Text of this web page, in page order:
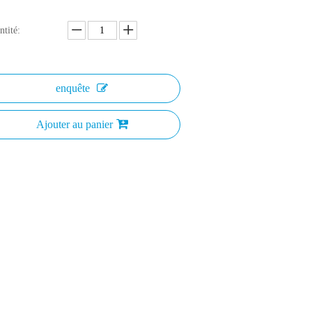
enquête
Ajouter au panier